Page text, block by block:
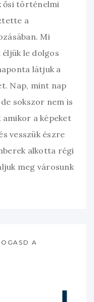
ősi történelmi
a
Mi
le dolgos
látjuk a
Nap, mint nap
sokszor nem is
amikor a képeket
vesszük észre
alkotta régi
meg városunk
A